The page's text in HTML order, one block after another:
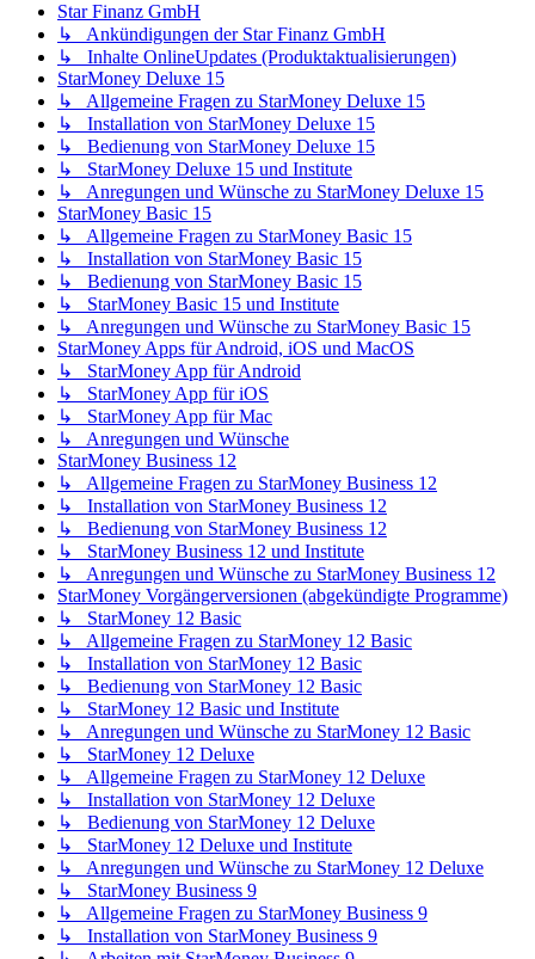
Star Finanz GmbH
↳ Ankündigungen der Star Finanz GmbH
↳ Inhalte OnlineUpdates (Produktaktualisierungen)
StarMoney Deluxe 15
↳ Allgemeine Fragen zu StarMoney Deluxe 15
↳ Installation von StarMoney Deluxe 15
↳ Bedienung von StarMoney Deluxe 15
↳ StarMoney Deluxe 15 und Institute
↳ Anregungen und Wünsche zu StarMoney Deluxe 15
StarMoney Basic 15
↳ Allgemeine Fragen zu StarMoney Basic 15
↳ Installation von StarMoney Basic 15
↳ Bedienung von StarMoney Basic 15
↳ StarMoney Basic 15 und Institute
↳ Anregungen und Wünsche zu StarMoney Basic 15
StarMoney Apps für Android, iOS und MacOS
↳ StarMoney App für Android
↳ StarMoney App für iOS
↳ StarMoney App für Mac
↳ Anregungen und Wünsche
StarMoney Business 12
↳ Allgemeine Fragen zu StarMoney Business 12
↳ Installation von StarMoney Business 12
↳ Bedienung von StarMoney Business 12
↳ StarMoney Business 12 und Institute
↳ Anregungen und Wünsche zu StarMoney Business 12
StarMoney Vorgängerversionen (abgekündigte Programme)
↳ StarMoney 12 Basic
↳ Allgemeine Fragen zu StarMoney 12 Basic
↳ Installation von StarMoney 12 Basic
↳ Bedienung von StarMoney 12 Basic
↳ StarMoney 12 Basic und Institute
↳ Anregungen und Wünsche zu StarMoney 12 Basic
↳ StarMoney 12 Deluxe
↳ Allgemeine Fragen zu StarMoney 12 Deluxe
↳ Installation von StarMoney 12 Deluxe
↳ Bedienung von StarMoney 12 Deluxe
↳ StarMoney 12 Deluxe und Institute
↳ Anregungen und Wünsche zu StarMoney 12 Deluxe
↳ StarMoney Business 9
↳ Allgemeine Fragen zu StarMoney Business 9
↳ Installation von StarMoney Business 9